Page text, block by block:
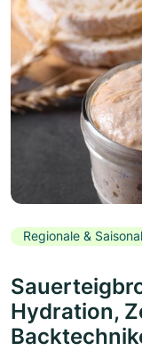
Regionale &
Hydration,